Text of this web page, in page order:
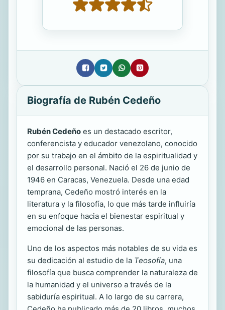
Biografía de Rubén Cedeño
Rubén Cedeño es un destacado escritor,
conferencista y educador venezolano, conocido
por su trabajo en el ámbito de la espiritualidad y
el desarrollo personal. Nació el 26 de junio de
1946 en Caracas, Venezuela. Desde una edad
temprana, Cedeño mostró interés en la
literatura y la filosofía, lo que más tarde influiría
en su enfoque hacia el bienestar espiritual y
emocional de las personas.
Uno de los aspectos más notables de su vida es
su dedicación al estudio de la Teosofía, una
filosofía que busca comprender la naturaleza de
la humanidad y el universo a través de la
sabiduría espiritual. A lo largo de su carrera,